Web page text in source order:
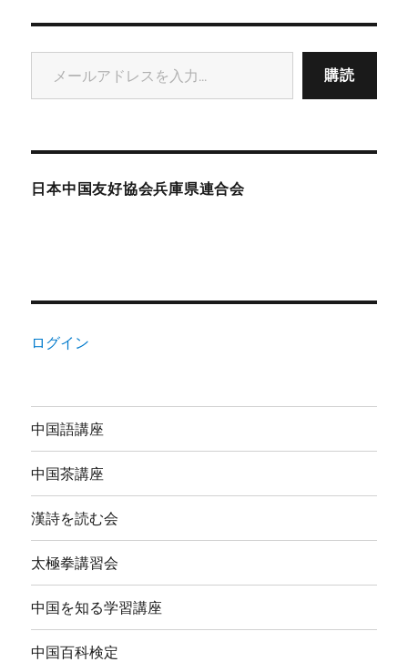
メールアドレスを入力...
購読
日本中国友好協会兵庫県連合会
ログイン
中国語講座
中国茶講座
漢詩を読む会
太極拳講習会
中国を知る学習講座
中国百科検定